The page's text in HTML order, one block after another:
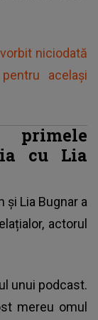
niciodată
același
cu Lia
și Lia Bugnara
actorul
unui podcast.
mereu omul